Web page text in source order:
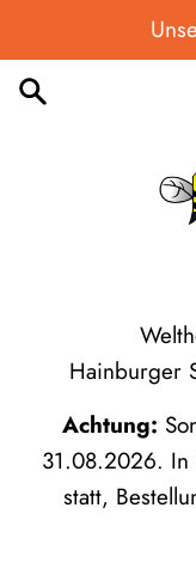
zum
Inhalt
Hainburger
Achtung:
31.08.2026. In
statt,